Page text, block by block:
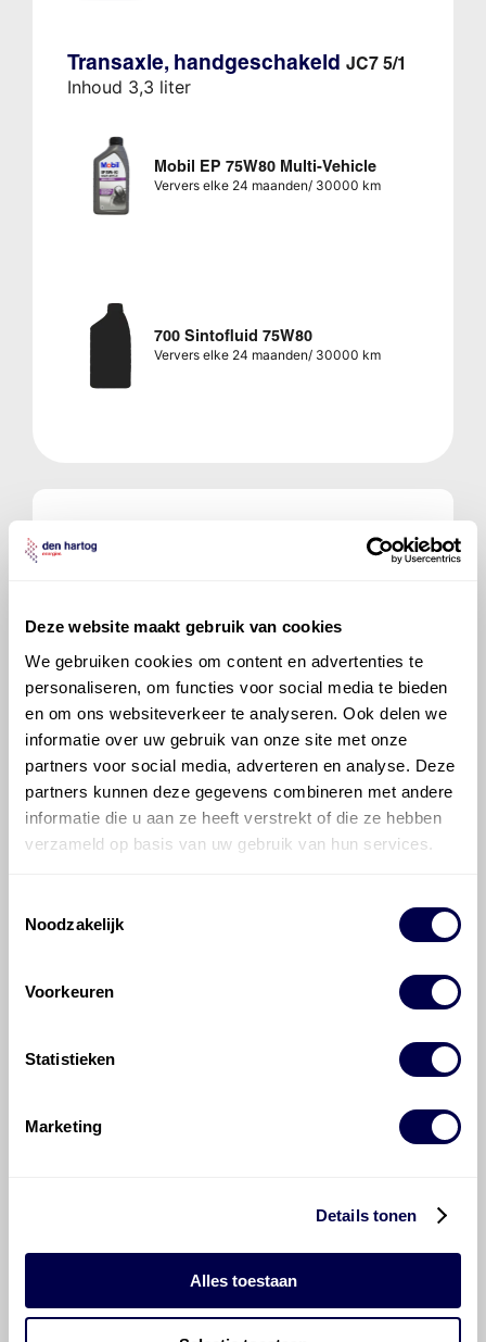
Deze website maakt gebruik van cookies
We gebruiken cookies om content en advertenties te
personaliseren, om functies voor social media te bieden
en om ons websiteverkeer te analyseren. Ook delen we
informatie over uw gebruik van onze site met onze
partners voor social media, adverteren en analyse. Deze
partners kunnen deze gegevens combineren met andere
informatie die u aan ze heeft verstrekt of die ze hebben
verzameld op basis van uw gebruik van hun services.
Noodzakelijk
Voorkeuren
Statistieken
Marketing
Details tonen
Alles toestaan
Transaxle, handgeschakeld JC7 5/1
Inhoud 3,3 liter
Mobil EP 75W80 Multi-Vehicle
Ververs elke 24 maanden/ 30000 km
700 Sintofluid 75W80
Ververs elke 24 maanden/ 30000 km
Veelgestelde vragen over
de Renault Scénic
Welke motorolie adviseert Den Hartog
voor de Renault Scénic Scénic RX4 2.0
Hoeveel motorolie gaat er in een
Renault Scénic?
Hoe vaak moet de motorolie ververst
worden bij een Renault Scénic?
Voor welke onderdelen van de Renault
©Olyslager
informatie mag noch geheel noch gedeeltelijk worden
voorafgaande schriftelijke toestemming van Olyslager
en compleet mogelijk zijn, wordt geen
aansprakelijkheid aanvaard, anders dan waartoe een
wettelijke verplichting bestaat, voor schade of verlies